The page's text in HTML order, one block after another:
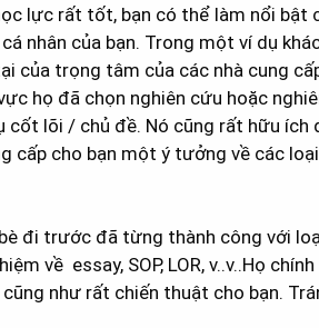
lực rất tốt, bạn có thể làm nổi bật
nhân của bạn. Trong một ví dụ
của trọng tâm của các nhà cung
họ đã chọn nghiên cứu hoặc
cốt lõi / chủ đề. Nó cũng rất hữu
cấp cho bạn một ý tưởng về các
đi trước đã từng thành công với
về essay, SOP, LOR, v..v..Họ
như rất chiến thuật cho bạn.